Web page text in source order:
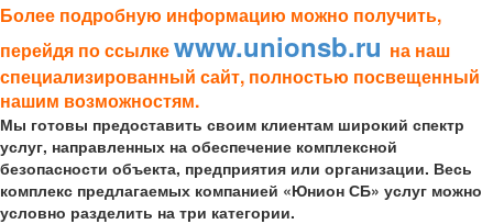
Более подробную информацию можно получить,
перейдя по ссылкеwww.unionsb.ru на наш
специализированный сайт, полностью посвещенный
нашим возможностям.
Мы готовы предоставить своим клиентам широкий спектр
услуг, направленных на обеспечение комплексной
безопасности объекта, предприятия или организации. Весь
комплекс предлагаемых компанией «Юнион СБ» услуг можно
условно разделить на три категории.